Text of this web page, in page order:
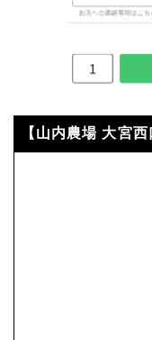
【山内農場 大宮